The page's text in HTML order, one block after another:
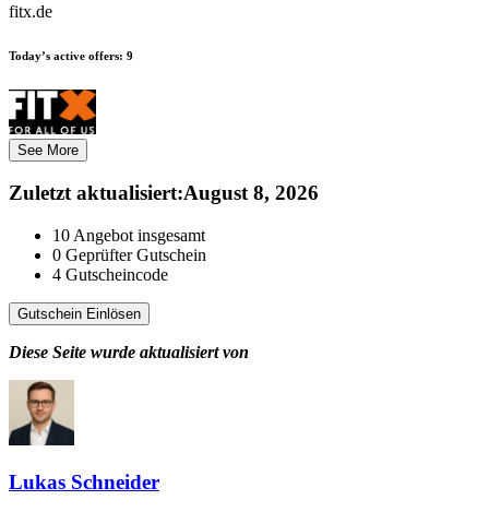
fitx.de
Today’s active offers: 9
See More
Zuletzt aktualisiert:August 8, 2026
10 Angebot insgesamt
0 Geprüfter Gutschein
4 Gutscheincode
Gutschein Einlösen
Diese Seite wurde aktualisiert von
Lukas Schneider